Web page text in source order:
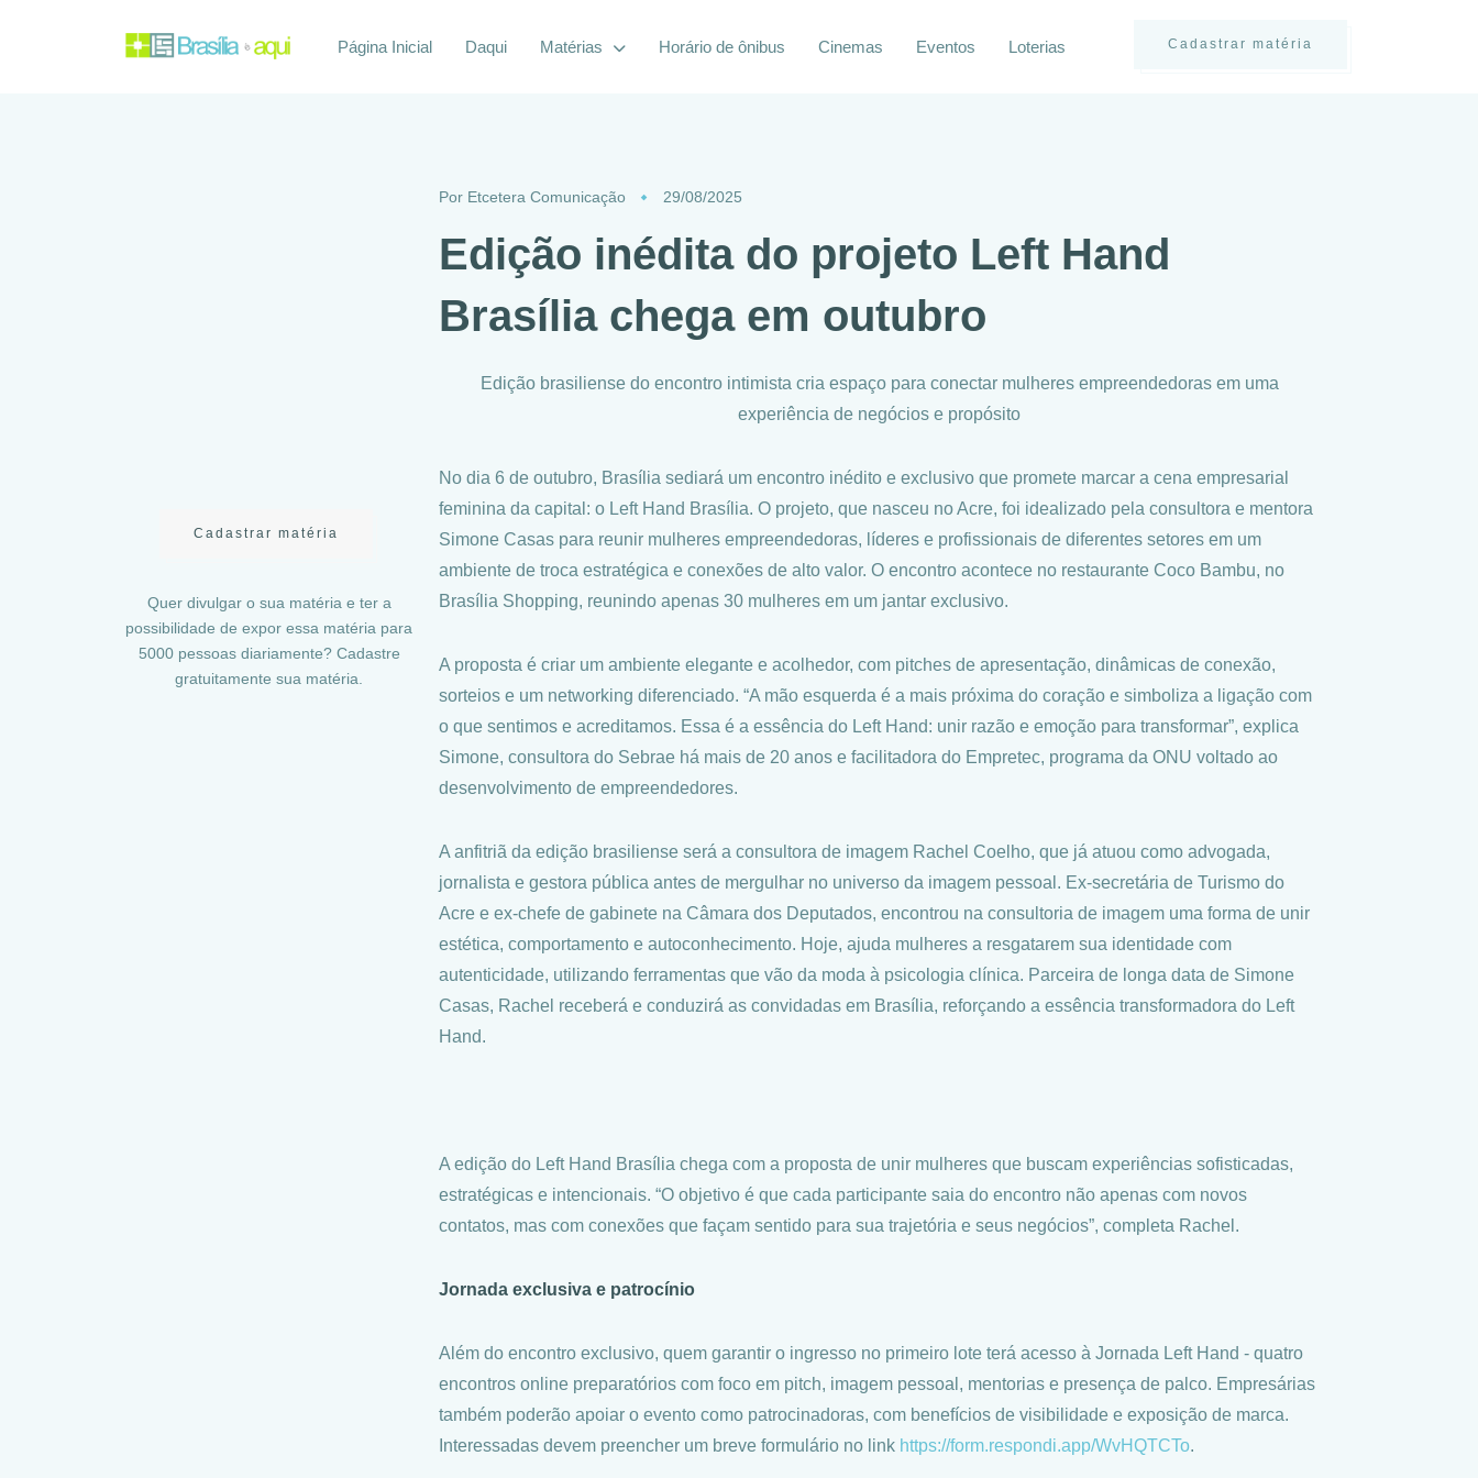
Cadastrar matéria
Página Inicial Daqui Matérias Horário de ônibus Cinemas Eventos Loterias
Por Etcetera Comunicação 29/08/2025
Edição inédita do projeto Left Hand
Brasília chega em outubro
Edição brasiliense do encontro intimista cria espaço para conectar mulheres empreendedoras em uma
experiência de negócios e propósito
No dia 6 de outubro, Brasília sediará um encontro inédito e exclusivo que promete marcar a cena empresarial
feminina da capital: o Left Hand Brasília. O projeto, que nasceu no Acre, foi idealizado pela consultora e mentora
Simone Casas para reunir mulheres empreendedoras, líderes e profissionais de diferentes setores em um
ambiente de troca estratégica e conexões de alto valor. O encontro acontece no restaurante Coco Bambu, no
Brasília Shopping, reunindo apenas 30 mulheres em um jantar exclusivo.
A proposta é criar um ambiente elegante e acolhedor, com pitches de apresentação, dinâmicas de conexão,
sorteios e um networking diferenciado. “A mão esquerda é a mais próxima do coração e simboliza a ligação com
o que sentimos e acreditamos. Essa é a essência do Left Hand: unir razão e emoção para transformar”, explica
Simone, consultora do Sebrae há mais de 20 anos e facilitadora do Empretec, programa da ONU voltado ao
desenvolvimento de empreendedores.
A anfitriã da edição brasiliense será a consultora de imagem Rachel Coelho, que já atuou como advogada,
jornalista e gestora pública antes de mergulhar no universo da imagem pessoal. Ex-secretária de Turismo do
Acre e ex-chefe de gabinete na Câmara dos Deputados, encontrou na consultoria de imagem uma forma de unir
estética, comportamento e autoconhecimento. Hoje, ajuda mulheres a resgatarem sua identidade com
autenticidade, utilizando ferramentas que vão da moda à psicologia clínica. Parceira de longa data de Simone
Casas, Rachel receberá e conduzirá as convidadas em Brasília, reforçando a essência transformadora do Left
Hand.
A edição do Left Hand Brasília chega com a proposta de unir mulheres que buscam experiências sofisticadas,
estratégicas e intencionais. “O objetivo é que cada participante saia do encontro não apenas com novos
contatos, mas com conexões que façam sentido para sua trajetória e seus negócios”, completa Rachel.
Jornada exclusiva e patrocínio
Além do encontro exclusivo, quem garantir o ingresso no primeiro lote terá acesso à Jornada Left Hand - quatro
encontros online preparatórios com foco em pitch, imagem pessoal, mentorias e presença de palco. Empresárias
também poderão apoiar o evento como patrocinadoras, com benefícios de visibilidade e exposição de marca.
Interessadas devem preencher um breve formulário no link https://form.respondi.app/WvHQTCTo.
Cadastrar matéria
Quer divulgar o sua matéria e ter a
possibilidade de expor essa matéria para
5000 pessoas diariamente? Cadastre
gratuitamente sua matéria.